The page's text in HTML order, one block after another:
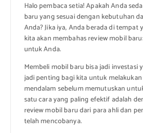
Halo pembaca setia! Apakah Anda
baru yang sesuai dengan kebutuhan
Anda? Jika iya, Anda berada di tempat
kita akan membahas review mobil
untuk Anda.
Membeli mobil baru bisa jadi investasi
jadi penting bagi kita untuk
mendalam sebelum memutuskan
satu cara yang paling efektif adalah
review mobil baru dari para ahli dan
telah mencobanya.